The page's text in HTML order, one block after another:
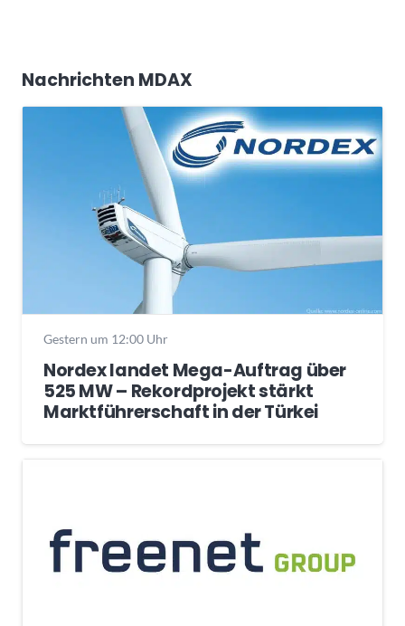
Nachrichten MDAX
Gestern um 12:00 Uhr
Nordex landet Mega-Auftrag über
525 MW – Rekordprojekt stärkt
Marktführerschaft in der Türkei